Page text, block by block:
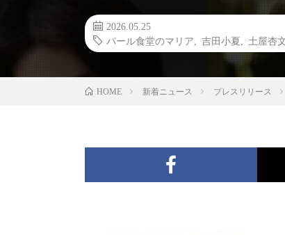
2026.05.25
パール食堂のマリア
吉田小夏 土屋杏
HOME 新着ニュース プレスリリース